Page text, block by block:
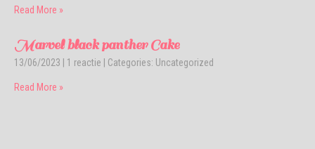
Read More »
Marvel black panther Cake
13/06/2023 1 reactie | Categories: Uncategorized
Read More »